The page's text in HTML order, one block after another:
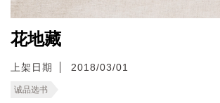
花地藏
上架日期 2018/03/01
诚品选书